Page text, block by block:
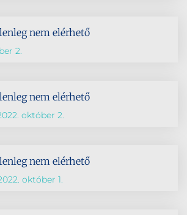
nem elérhető
2.
nem elérhető
október 2.
nem elérhető
október 1.